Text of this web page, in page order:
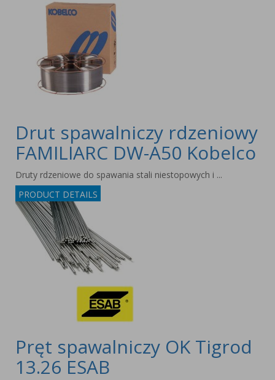
Drut spawalniczy rdzeniowy
FAMILIARC DW-A50 Kobelco
Druty rdzeniowe do spawania stali niestopowych i ...
PRODUCT DETAILS
Pręt spawalniczy OK Tigrod
13.26 ESAB